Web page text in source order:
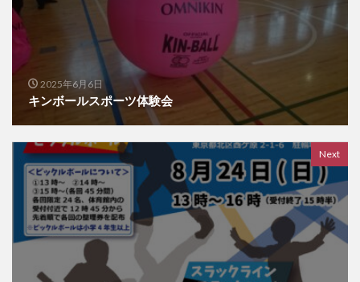
2025年6月6日
キンボールスポーツ体験会
Next